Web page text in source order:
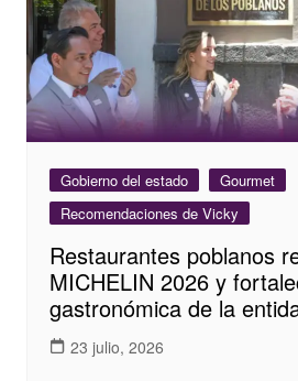
Gobierno del estado
Gourmet
Recomendaciones de Vicky
Restaurantes poblanos
MICHELIN 2026 y
gastronómica de la
23 julio, 2026